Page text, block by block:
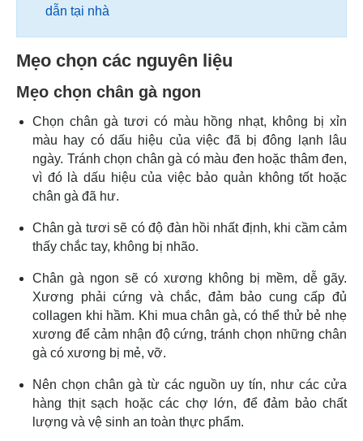
dẫn tại nhà
Mẹo chọn các nguyên liệu
Mẹo chọn chân gà ngon
Chọn chân gà tươi có màu hồng nhạt, không bị xỉn
màu hay có dấu hiệu của việc đã bị đông lạnh lâu
ngày. Tránh chọn chân gà có màu đen hoặc thâm đen,
vì đó là dấu hiệu của việc bảo quản không tốt hoặc
chân gà đã hư.
Chân gà tươi sẽ có độ đàn hồi nhất định, khi cầm cảm
thấy chắc tay, không bị nhão.
Chân gà ngon sẽ có xương không bị mềm, dễ gãy.
Xương phải cứng và chắc, đảm bảo cung cấp đủ
collagen khi hầm. Khi mua chân gà, có thể thử bẻ nhẹ
xương để cảm nhận độ cứng, tránh chọn những chân
gà có xương bị mẻ, vỡ.
Nên chọn chân gà từ các nguồn uy tín, như các cửa
hàng thịt sạch hoặc các chợ lớn, để đảm bảo chất
lượng và vệ sinh an toàn thực phẩm.